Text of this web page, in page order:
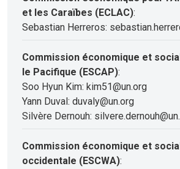
et les Caraïbes (ECLAC):
Sebastian Herreros:
Commission économique et
le Pacifique (ESCAP):
Soo Hyun Kim: kim51@un.org
Yann Duval: duvaly@un.org
Silvère Dernouh:
Commission économique et
occidentale (ESCWA):